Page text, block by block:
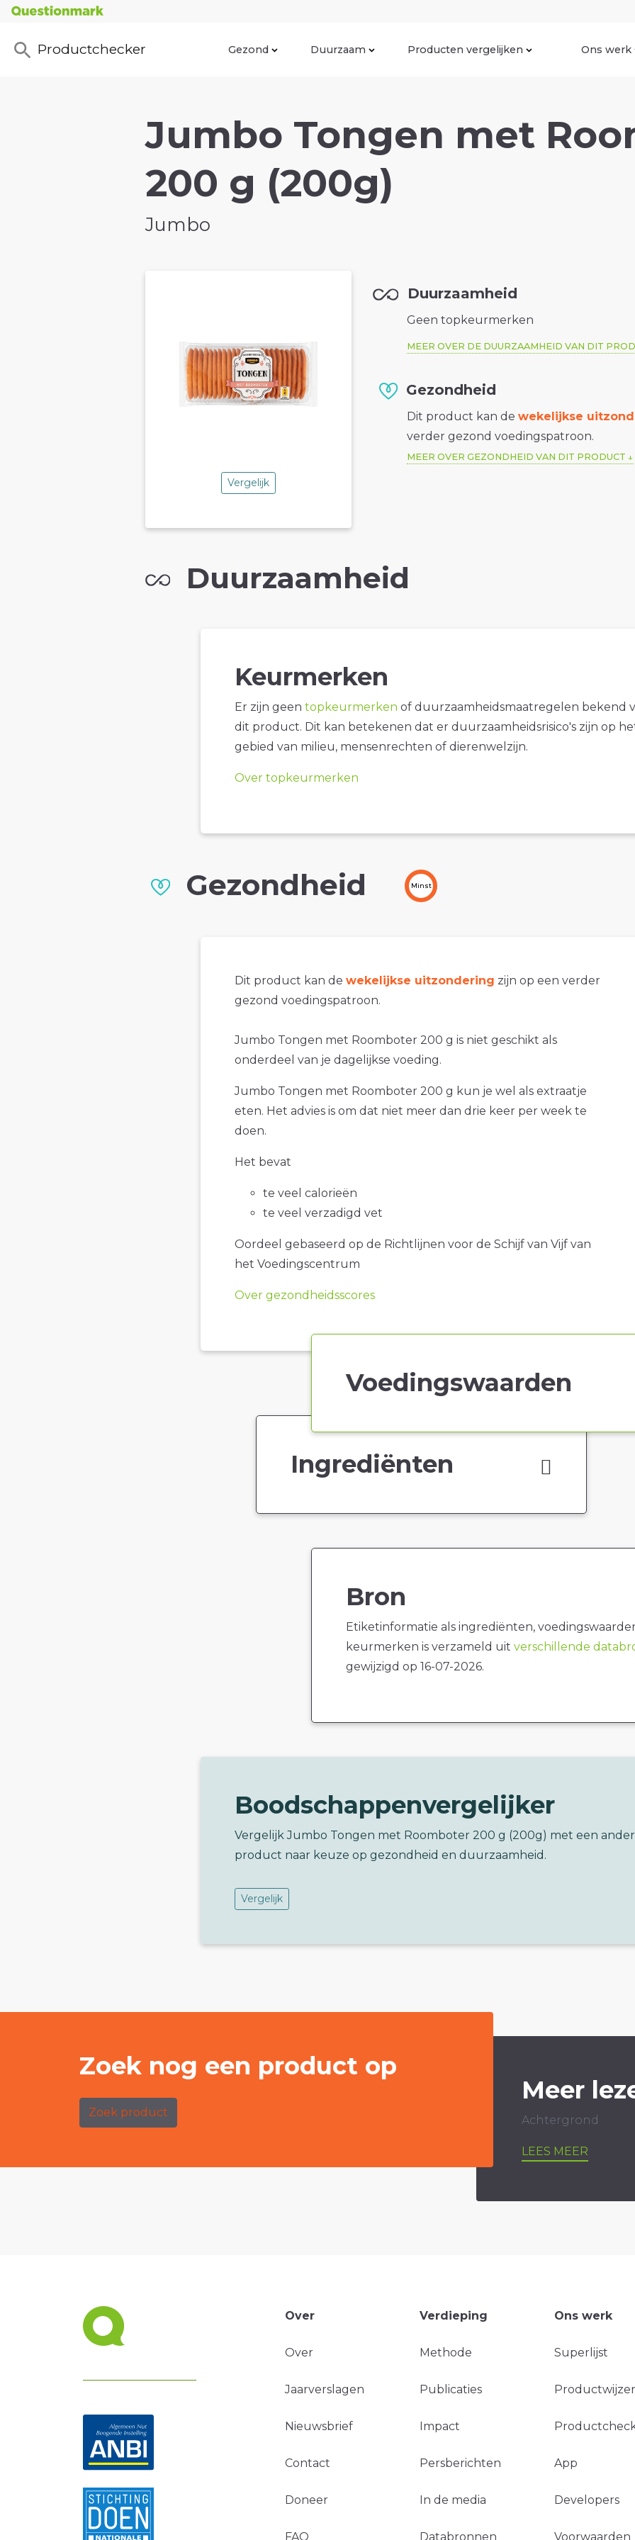
Productchecker Gezond Duurzaam Producten vergelijken Ons werk
Jumbo Tongen met
200 g (200g)
Jumbo
Vergelijk
Duurzaamheid
Geen topkeurmerken
MEER OVER DE DUURZAAMHEID VAN DIT
Gezondheid
Dit product kan dewekelijkse
verder gezond voedingspatroon.
MEER OVER GEZONDHEID VAN DIT PRODUCT
Duurzaamheid
Keurmerken
Er zijn geen topkeurmerken of duurzaamheidsmaatregelen bekend
dit product. Dit kan betekenen dat er duurzaamheidsrisico's zijn op
gebied van milieu, mensenrechten of dierenwelzijn.
Over topkeurmerken
Gezondheid Minst
Dit product kan de wekelijkse uitzondering zijn op een verder
gezond voedingspatroon.
Jumbo Tongen met Roomboter 200 g is niet geschikt als
onderdeel van je dagelijkse voeding.
Jumbo Tongen met Roomboter 200 g kun je wel als extraatje
eten. Het advies is om dat niet meer dan drie keer per week te
doen.
Het bevat
te veel calorieën
te veel verzadigd vet
Oordeel gebaseerd op de Richtlijnen voor de Schijf van Vijf van
het Voedingscentrum
Over gezondheidsscores
Voedingswaarden
Ingrediënten
Bron
Etiketinformatie als ingrediënten,
keurmerken is verzameld uit verschillende
gewijzigd op 16-07-2026.
Boodschappenvergelijker
Vergelijk Jumbo Tongen met Roomboter 200 g (200g) met een ander
product naar keuze op gezondheid en duurzaamheid.
Vergelijk
Zoek nog een product op
Zoek product
Meer
Achtergrond
LEES MEER
Over
Over
Jaarverslagen
Nieuwsbrief
Contact
Doneer
FAQ
Verdieping
Methode
Publicaties
Impact
Persberichten
In de media
Databronnen
Ons werk
Superlijst
App
Developers
Voorwaarden